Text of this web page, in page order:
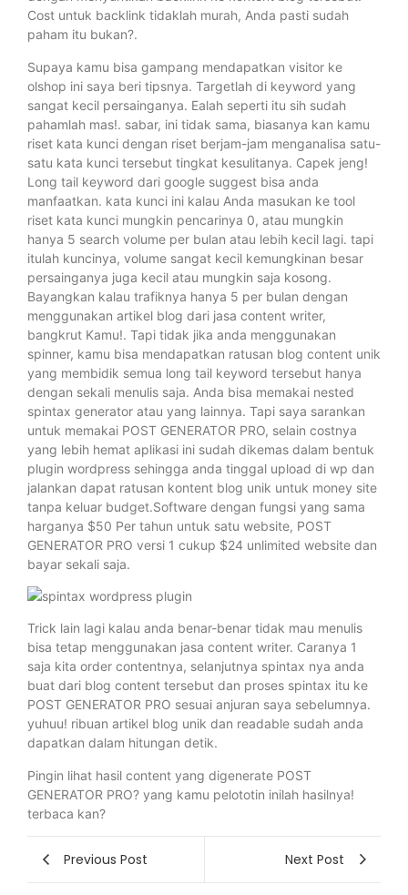
Cost untuk backlink tidaklah murah, Anda pasti sudah
paham itu bukan?.
Supaya kamu bisa gampang mendapatkan visitor ke
olshop ini saya beri tipsnya. Targetlah di keyword yang
sangat kecil persainganya. Ealah seperti itu sih sudah
pahamlah mas!. sabar, ini tidak sama, biasanya kan kamu
riset kata kunci dengan riset berjam-jam menganalisa satu-
satu kata kunci tersebut tingkat kesulitanya. Capek jeng!
Long tail keyword dari google suggest bisa anda
manfaatkan. kata kunci ini kalau Anda masukan ke tool
riset kata kunci mungkin pencarinya 0, atau mungkin
hanya 5 search volume per bulan atau lebih kecil lagi. tapi
itulah kuncinya, volume sangat kecil kemungkinan besar
persainganya juga kecil atau mungkin saja kosong.
Bayangkan kalau trafiknya hanya 5 per bulan dengan
menggunakan artikel blog dari jasa content writer,
bangkrut Kamu!. Tapi tidak jika anda menggunakan
spinner, kamu bisa mendapatkan ratusan blog content unik
yang membidik semua long tail keyword tersebut hanya
dengan sekali menulis saja. Anda bisa memakai nested
spintax generator atau yang lainnya. Tapi saya sarankan
untuk memakai POST GENERATOR PRO, selain costnya
yang lebih hemat aplikasi ini sudah dikemas dalam bentuk
plugin wordpress sehingga anda tinggal upload di wp dan
jalankan dapat ratusan kontent blog unik untuk money site
tanpa keluar budget.Software dengan fungsi yang sama
harganya $50 Per tahun untuk satu website, POST
GENERATOR PRO versi 1 cukup $24 unlimited website dan
bayar sekali saja.
Trick lain lagi kalau anda benar-benar tidak mau menulis
bisa tetap menggunakan jasa content writer. Caranya 1
saja kita order contentnya, selanjutnya spintax nya anda
buat dari blog content tersebut dan proses spintax itu ke
POST GENERATOR PRO sesuai anjuran saya sebelumnya.
yuhuu! ribuan artikel blog unik dan readable sudah anda
dapatkan dalam hitungan detik.
Pingin lihat hasil content yang digenerate POST
GENERATOR PRO? yang kamu pelototin inilah hasilnya!
terbaca kan?
Previous Post Next Post